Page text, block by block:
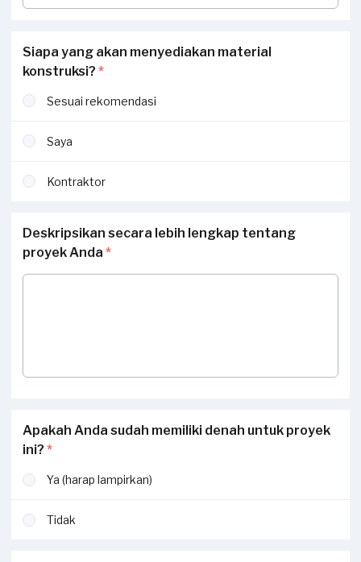
Siapa yang akan menyediakan material
konstruksi? *
Sesuai rekomendasi
Saya
Kontraktor
Deskripsikan secara lebih lengkap tentang
proyek Anda *
Apakah Anda sudah memiliki denah untuk proyek
ini? *
Ya (harap lampirkan)
Tidak